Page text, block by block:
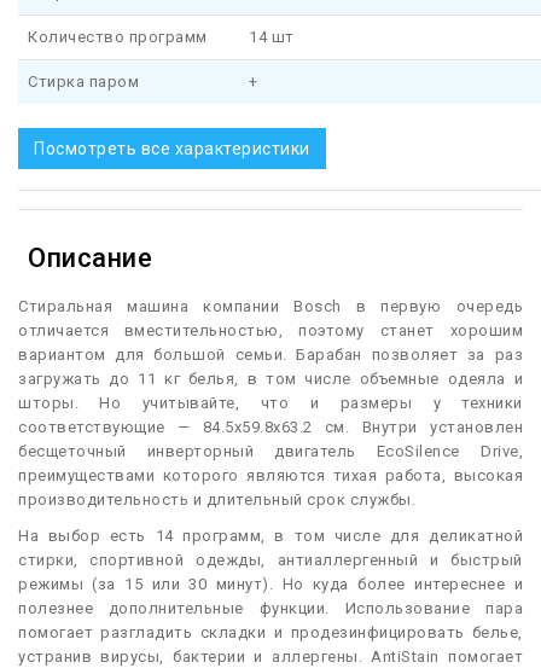
Количество программ 14 шт
Стирка паром +
Посмотреть все характеристики
Описание
Стиральная машина компании Bosch в первую очередь
отличается вместительностью, поэтому станет хорошим
вариантом для большой семьи. Барабан позволяет за раз
загружать до 11 кг белья, в том числе объемные одеяла и
шторы. Но учитывайте, что и размеры у техники
соответствующие — 84.5х59.8х63.2 см. Внутри установлен
бесщеточный инверторный двигатель EcoSilence Drive,
преимуществами которого являются тихая работа, высокая
производительность и длительный срок службы.
На выбор есть 14 программ, в том числе для деликатной
стирки, спортивной одежды, антиаллергенный и быстрый
режимы (за 15 или 30 минут). Но куда более интереснее и
полезнее дополнительные функции. Использование пара
помогает разгладить складки и продезинфицировать белье,
устранив вирусы, бактерии и аллергены. AntiStain помогает